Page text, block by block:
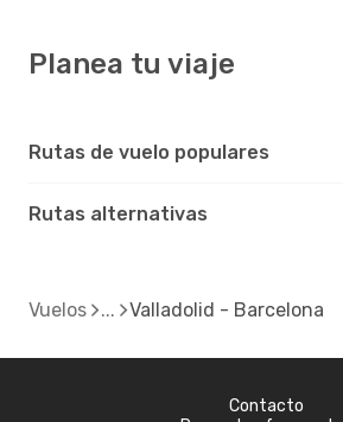
Planea tu viaje
Rutas de vuelo populares
Rutas alternativas
Vuelos Valladolid - Barcelona
Contacto